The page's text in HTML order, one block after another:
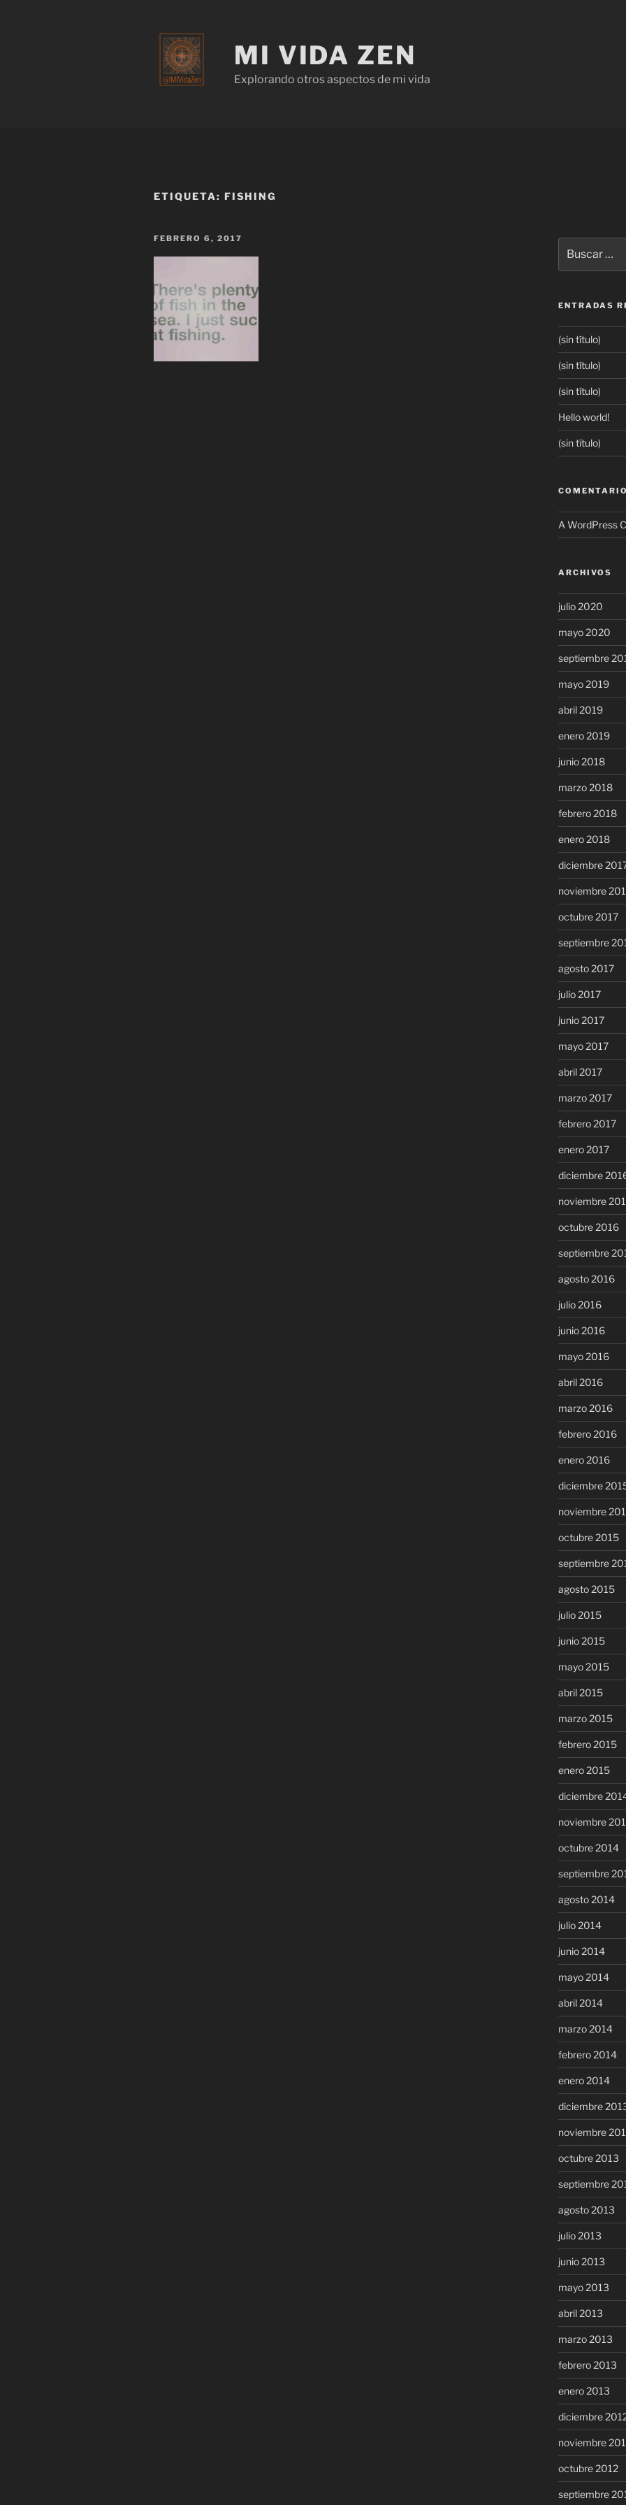
MI VIDA ZEN
Explorando otros aspectos de mi vida
ETIQUETA: FISHING
FEBRERO 6, 2017
ENTRADAS
(sin título)
(sin título)
(sin título)
Hello world!
(sin título)
A WordPress
ARCHIVOS
julio 2020
mayo 2020
septiembre
mayo 2019
abril 2019
enero 2019
junio 2018
marzo 2018
febrero 2018
enero 2018
diciembre
noviembre
octubre 2017
septiembre
agosto 2017
julio 2017
junio 2017
mayo 2017
abril 2017
marzo 2017
febrero 2017
enero 2017
diciembre
noviembre
octubre 2016
septiembre
agosto 2016
julio 2016
junio 2016
mayo 2016
abril 2016
marzo 2016
febrero 2016
enero 2016
diciembre
noviembre
octubre 2015
septiembre
agosto 2015
julio 2015
junio 2015
mayo 2015
abril 2015
marzo 2015
febrero 2015
enero 2015
diciembre
noviembre
octubre 2014
septiembre
agosto 2014
julio 2014
junio 2014
mayo 2014
abril 2014
marzo 2014
febrero 2014
enero 2014
diciembre
noviembre
octubre 2013
septiembre
agosto 2013
julio 2013
junio 2013
mayo 2013
abril 2013
marzo 2013
febrero 2013
enero 2013
diciembre
noviembre
octubre 2012
septiembre